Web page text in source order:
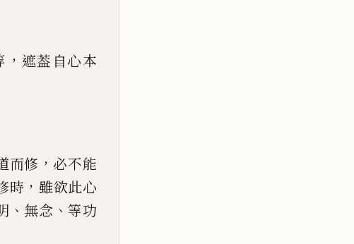
， 遮葢自心本
而修 ， 必不能
時 ， 雖欲此心
、 無念 、等功